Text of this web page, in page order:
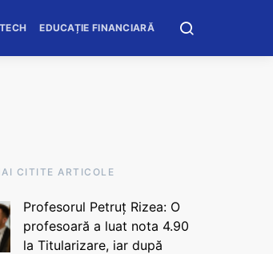
EDUCAȚIE FINANCIARĂ
CITITE ARTICOLE
Profesorul Petruț Rizea: O
profesoară a luat nota 4.90
la Titularizare, iar după